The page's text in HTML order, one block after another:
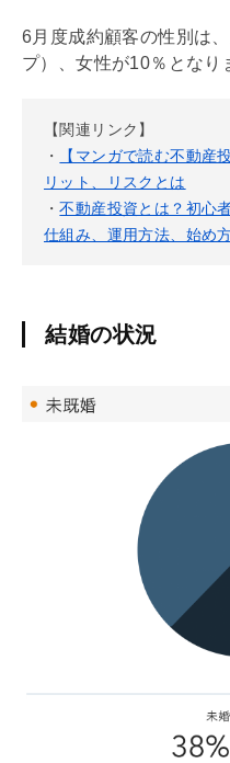
6月度成約顧客の性別は
プ）、女性が10％となり
【関連リンク】
・
【マンガで読む不動産
リット、リスクとは
・不動産投資とは？初心
仕組み、運用方法、始め
結婚の状況